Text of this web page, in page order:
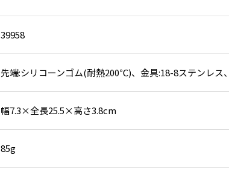
39958
先端:シリコーンゴム(耐熱200℃)、金具:18-8ステンレ
幅7.3×全長25.5×高さ3.8cm
85g